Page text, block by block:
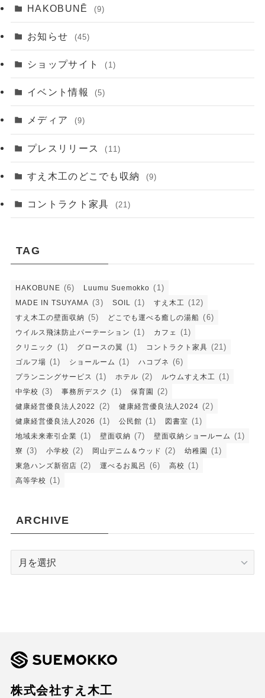
HAKOBUNĒ (9)
お知らせ (45)
ショップサイト (1)
イベント情報 (5)
メディア (9)
プレスリリース (11)
すえ木工のどこでも収納 (9)
コントラクト家具 (21)
TAG
HAKOBUNE (6) Luumu Suemokko (1)
MADE IN TSUYAMA (3) SOIL (1) すえ木工 (12)
すえ木工の壁面収納 (5) どこでも運べる癒しの湯船 (6)
ウイルス飛沫防止パーテーション (1) カフェ (1)
クリニック (1) グロースの翼 (1) コントラクト家具 (21)
ゴルフ場 (1) ショールーム (1) ハコブネ (6)
プランニングサービス (1) ホテル (2) ルウムすえ木工 (1)
中学校 (3) 事務所デスク (1) 保育園 (2)
健康経営優良法人2022 (2) 健康経営優良法人2024 (2)
健康経営優良法人2026 (1) 公民館 (1) 図書室 (1)
地域未来牽引企業 (1) 壁面収納 (7) 壁面収納ショールーム (1)
寮 (3) 小学校 (2) 岡山デニム＆ウッド (2) 幼稚園 (1)
東急ハンズ新宿店 (2) 運べるお風呂 (6) 高校 (1)
高等学校 (1)
ARCHIVE
ARCHIVE
株式会社すえ木工